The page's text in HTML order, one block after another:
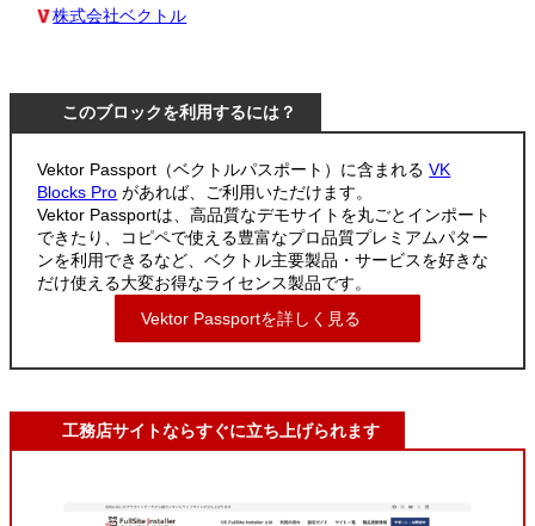
株式会社ベクトル
このブロックを利用するには？
Vektor Passport（ベクトルパスポート）に含まれるVK
Blocks Pro があれば、ご利用いただけます。
Vektor Passportは、高品質なデモサイトを丸ごとインポート
できたり、コピペで使える豊富なプロ品質プレミアムパター
ンを利用できるなど、ベクトル主要製品・サービスを好きな
だけ使える大変お得なライセンス製品です。
Vektor Passportを詳しく見る
工務店サイトならすぐに立ち上げられます